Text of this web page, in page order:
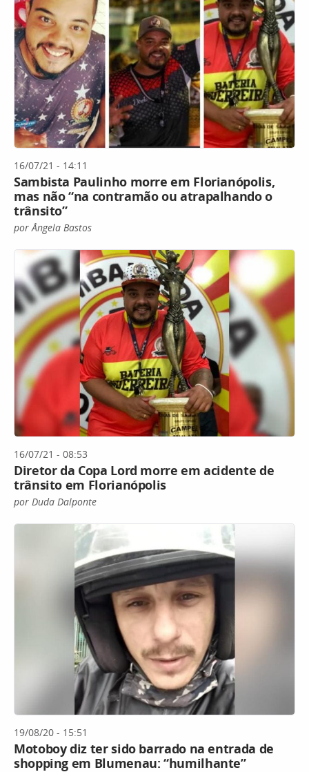
16/07/21 - 14:11
Sambista Paulinho morre em Florianópolis,
mas não “na contramão ou atrapalhando o
trânsito”
por Ângela Bastos
16/07/21 - 08:53
Diretor da Copa Lord morre em acidente de
trânsito em Florianópolis
por Duda Dalponte
19/08/20 - 15:51
Motoboy diz ter sido barrado na entrada de
shopping em Blumenau: “humilhante”